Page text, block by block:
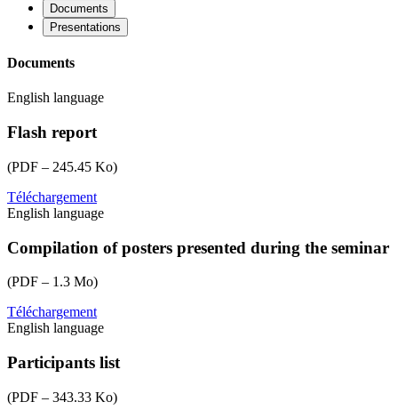
Documents
Presentations
Documents
English language
Flash report
(PDF – 245.45 Ko)
Téléchargement
cap-
seminar-
farm-
report.pdf
English language
Compilation of posters presented during the seminar
(PDF – 1.3 Mo)
Téléchargement
cap-
sem-
compilation-
English language
Participants list
(PDF – 343.33 Ko)